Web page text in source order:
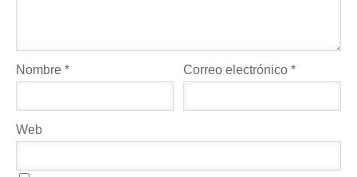
Nombre * Correo electrónico*
Web